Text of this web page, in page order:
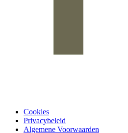
Cookies
Privacybeleid
Algemene Voorwaarden